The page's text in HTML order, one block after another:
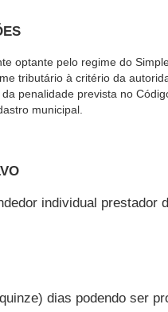
optante pelo regime do
tributário à critério da
da penalidade prevista no
municipal.
individual
dias podendo ser